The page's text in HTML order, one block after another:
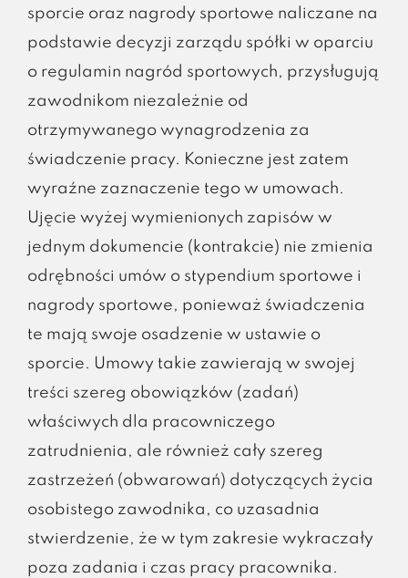
sporcie oraz nagrody sportowe naliczane na
podstawie decyzji zarządu spółki w oparciu
o regulamin nagród sportowych, przysługują
zawodnikom niezależnie od
otrzymywanego wynagrodzenia za
świadczenie pracy. Konieczne jest zatem
wyraźne zaznaczenie tego w umowach.
Ujęcie wyżej wymienionych zapisów w
jednym dokumencie (kontrakcie) nie zmienia
odrębności umów o stypendium sportowe i
nagrody sportowe, ponieważ świadczenia
te mają swoje osadzenie w ustawie o
sporcie. Umowy takie zawierają w swojej
treści szereg obowiązków (zadań)
właściwych dla pracowniczego
zatrudnienia, ale również cały szereg
zastrzeżeń (obwarowań) dotyczących życia
osobistego zawodnika, co uzasadnia
stwierdzenie, że w tym zakresie wykraczały
poza zadania i czas pracy pracownika.